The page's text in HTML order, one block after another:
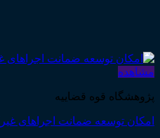
مشاهده
پژوهشگاه قوه قضاییه
امکان توسعه ضمانت اجراهای